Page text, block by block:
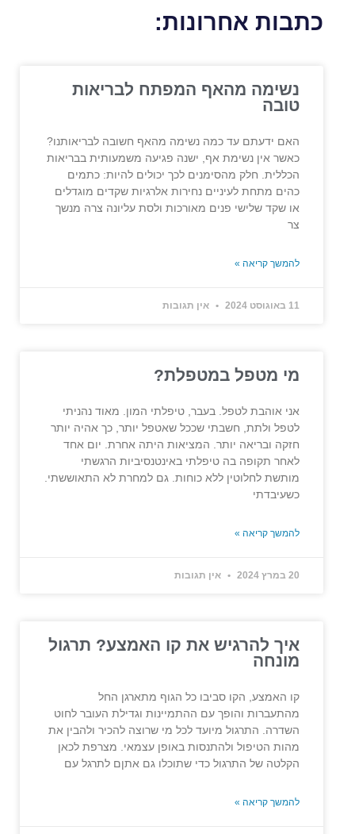
כתבות אחרונות:
נשימה מהאף המפתח לבריאות
טובה
האם ידעתם עד כמה נשימה מהאף חשובה לבריאותנו?
כאשר אין נשימת אף, ישנה פגיעה משמעותית בבריאות
הכללית. חלק מהסימנים לכך יכולים להיות: כתמים
כהים מתחת לעיניים נחירות אלרגיות שקדים מוגדלים
או שקד שלישי פנים מאורכות ולסת עליונה צרה מנשך
צר
להמשך קריאה »
11 באוגוסט 2024 אין תגובות
מי מטפל במטפלת?
אני אוהבת לטפל. בעבר, טיפלתי המון. מאוד נהניתי
לטפל ולתת, חשבתי שככל שאטפל יותר, כך אהיה יותר
חזקה ובריאה יותר. המציאות היתה אחרת. יום אחד
לאחר תקופה בה טיפלתי באינטנסיביות הרגשתי
מותשת לחלוטין ללא כוחות. גם למחרת לא התאוששתי.
כשעיבדתי
להמשך קריאה »
20 במרץ 2024 אין תגובות
איך להרגיש את קו האמצע? תרגול
מונחה
קו האמצע, הקו סביבו כל הגוף מתארגן החל
מהתעברות והופך עם ההתמיינות וגדילת העובר לחוט
השדרה. התרגול מיועד לכל מי שרוצה להכיר ולהבין את
מהות הטיפול ולהתנסות באופן עצמאי. מצרפת לכאן
הקלטה של התרגול כדי שתוכלו גם אתןם לתרגל עם
להמשך קריאה »